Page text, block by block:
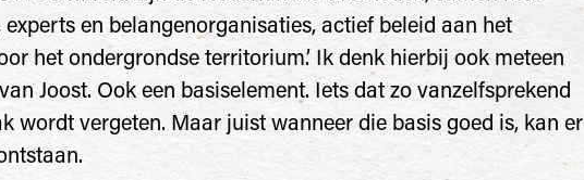
en belangenorganisaties, actief beleid aan het
het ondergrondse territorium.’ Ik denk hierbij ook meteen
Joost. Ook een basiselement. Iets dat zo vanzelfsprekend
wordt vergeten. Maar juist wanneer die basis goed is, kan er